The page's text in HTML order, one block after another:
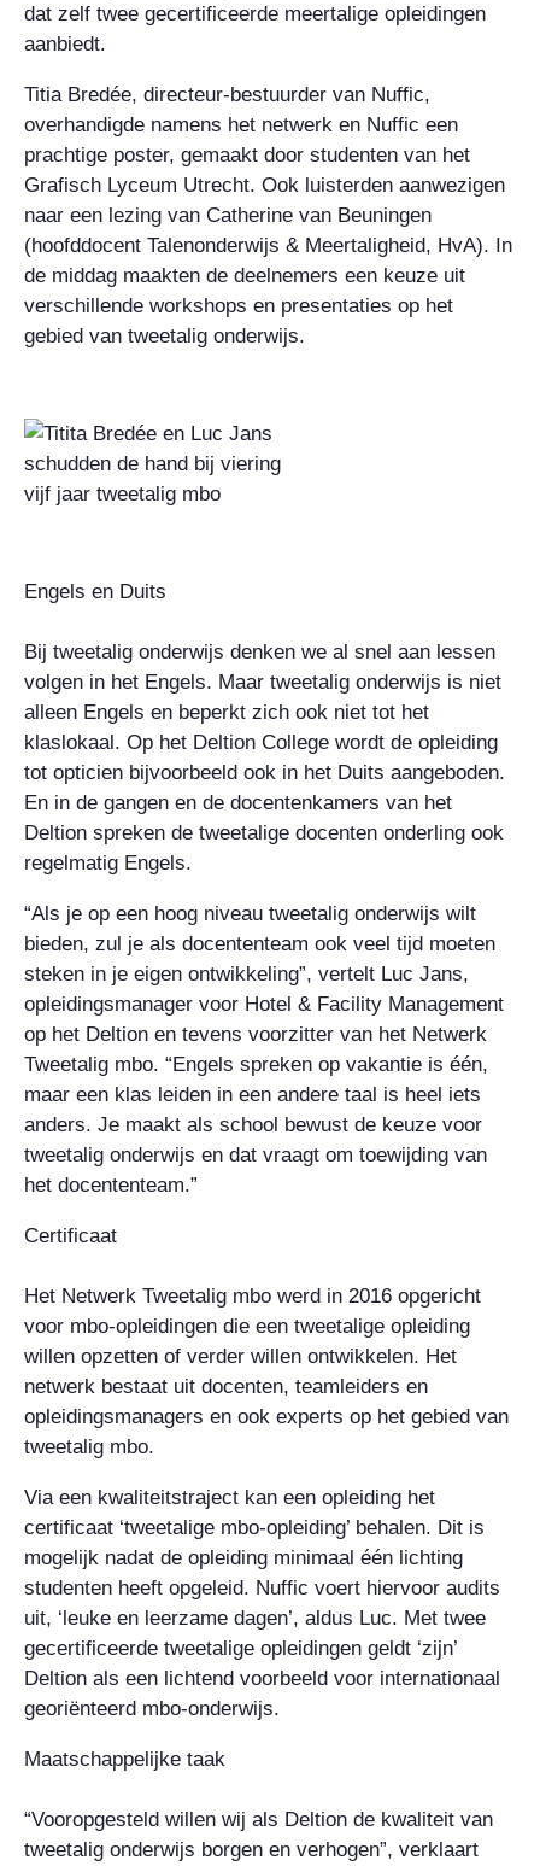
dat zelf twee gecertificeerde meertalige opleidingen
aanbiedt.
Titia Bredée, directeur-bestuurder van Nuffic,
overhandigde namens het netwerk en Nuffic een
prachtige poster, gemaakt door studenten van het
Grafisch Lyceum Utrecht. Ook luisterden aanwezigen
naar een lezing van Catherine van Beuningen
(hoofddocent Talenonderwijs & Meertaligheid, HvA). In
de middag maakten de deelnemers een keuze uit
verschillende workshops en presentaties op het
gebied van tweetalig onderwijs.
Engels en Duits
Bij tweetalig onderwijs denken we al snel aan lessen
volgen in het Engels. Maar tweetalig onderwijs is niet
alleen Engels en beperkt zich ook niet tot het
klaslokaal. Op het Deltion College wordt de opleiding
tot opticien bijvoorbeeld ook in het Duits aangeboden.
En in de gangen en de docentenkamers van het
Deltion spreken de tweetalige docenten onderling ook
regelmatig Engels.
“Als je op een hoog niveau tweetalig onderwijs wilt
bieden, zul je als docententeam ook veel tijd moeten
steken in je eigen ontwikkeling”, vertelt Luc Jans,
opleidingsmanager voor Hotel & Facility Management
op het Deltion en tevens voorzitter van het Netwerk
Tweetalig mbo. “Engels spreken op vakantie is één,
maar een klas leiden in een andere taal is heel iets
anders. Je maakt als school bewust de keuze voor
tweetalig onderwijs en dat vraagt om toewijding van
het docententeam.”
Certificaat
Het Netwerk Tweetalig mbo werd in 2016 opgericht
voor mbo-opleidingen die een tweetalige opleiding
willen opzetten of verder willen ontwikkelen. Het
netwerk bestaat uit docenten, teamleiders en
opleidingsmanagers en ook experts op het gebied van
tweetalig mbo.
Via een kwaliteitstraject kan een opleiding het
certificaat ‘tweetalige mbo-opleiding’ behalen. Dit is
mogelijk nadat de opleiding minimaal één lichting
studenten heeft opgeleid. Nuffic voert hiervoor audits
uit, ‘leuke en leerzame dagen’, aldus Luc. Met twee
gecertificeerde tweetalige opleidingen geldt ‘zijn’
Deltion als een lichtend voorbeeld voor internationaal
georiënteerd mbo-onderwijs.
Maatschappelijke taak
“Vooropgesteld willen wij als Deltion de kwaliteit van
tweetalig onderwijs borgen en verhogen”, verklaart